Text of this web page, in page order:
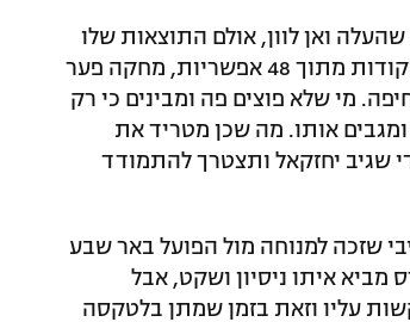
ואן לוון, אולם התוצאות שלו
מדברות בעד עצמן. תחת שרביטו, מכבי תל אביב צברה 44 נקודות מתוך 48 אפשריות, מחקה פער
מי שלא פוצים פה ומבינים כי רק
אותו. מה שכן מטריד את
שגיב יחזקאל ותצטרך להתמודד
שזכה למנוחה מול הפועל באר שבע
מביא איתו ניסיון ושקט, אבל
עליו וזאת בזמן שמתן בלטקסה